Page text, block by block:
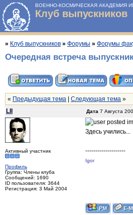
ВОЕННО-КОСМИЧЕСКАЯ АКАДЕМИЯ
Клуб выпускников
» Клуб выпускников » Форумы » Форумы
Очередная встреча
« Предыдущая тема Следующая тема »
LII
Дата 7 Августа
Активный участник
Профиль
Группа: Члены клуба
Сообщений: 1690
ID пользователя: 3644
Регистрация: 3 Май 2004
Здесь учились...
--------------------
Igor